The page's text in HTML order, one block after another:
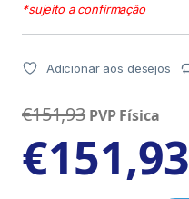
*sujeito a confirmação
Adicionar aos desejos
€151,93 PVP Física
€151,93